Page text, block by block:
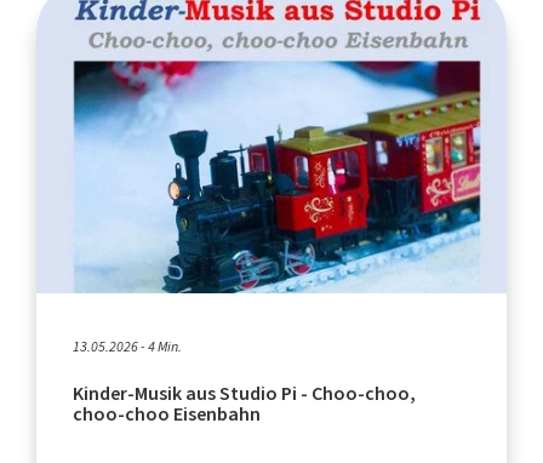
13.05.2026 - 4 Min.
Kinder-Musik aus Studio Pi - Choo-choo,
choo-choo Eisenbahn